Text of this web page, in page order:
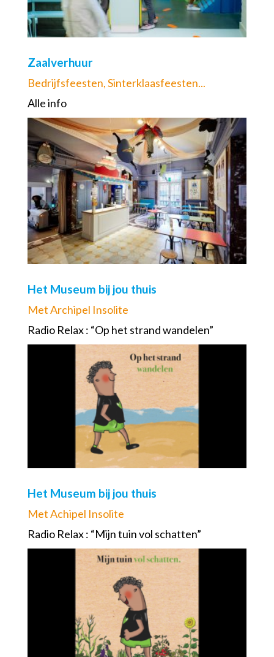
Zaalverhuur
Bedrijfsfeesten, Sinterklaasfeesten...
Alle info
Het Museum bij jou thuis
Met Archipel Insolite
Radio Relax : “Op het strand wandelen”
Het Museum bij jou thuis
Met Achipel Insolite
Radio Relax : “Mijn tuin vol schatten”